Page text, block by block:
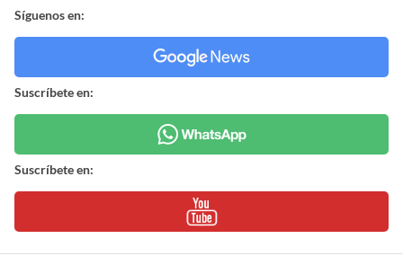
Síguenos en:
Suscríbete en:
Suscríbete en: